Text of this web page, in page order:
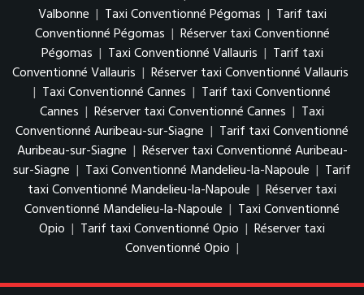
Valbonne | Taxi Conventionné Pégomas | Tarif taxi
Conventionné Pégomas | Réserver taxi Conventionné
Pégomas | Taxi Conventionné Vallauris | Tarif taxi
Conventionné Vallauris | Réserver taxi Conventionné Vallauris
| Taxi Conventionné Cannes | Tarif taxi Conventionné
Cannes | Réserver taxi Conventionné Cannes | Taxi
Conventionné Auribeau-sur-Siagne | Tarif taxi Conventionné
Auribeau-sur-Siagne | Réserver taxi Conventionné Auribeau-
sur-Siagne | Taxi Conventionné Mandelieu-la-Napoule | Tarif
taxi Conventionné Mandelieu-la-Napoule | Réserver taxi
Conventionné Mandelieu-la-Napoule | Taxi Conventionné
Opio | Tarif taxi Conventionné Opio | Réserver taxi
Conventionné Opio |